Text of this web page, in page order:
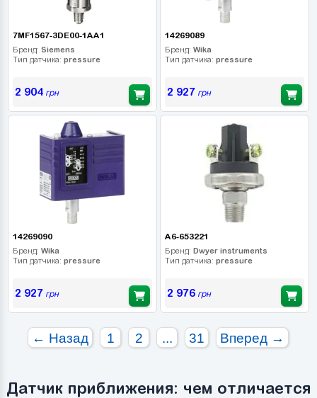
7MF1567-3DE00-1AA1
Бренд: Siemens
Тип датчика: pressure
2 904грн
14269089
Бренд: Wika
Тип датчика: pressure
2 927 грн
14269090
Бренд: Wika
Тип датчика: pressure
2 927 грн
A6-653221
Бренд: Dwyer instruments
Тип датчика: pressure
2 976грн
← Назад 1 2 ... 31 Вперед →
Датчик приближения: чем отличается